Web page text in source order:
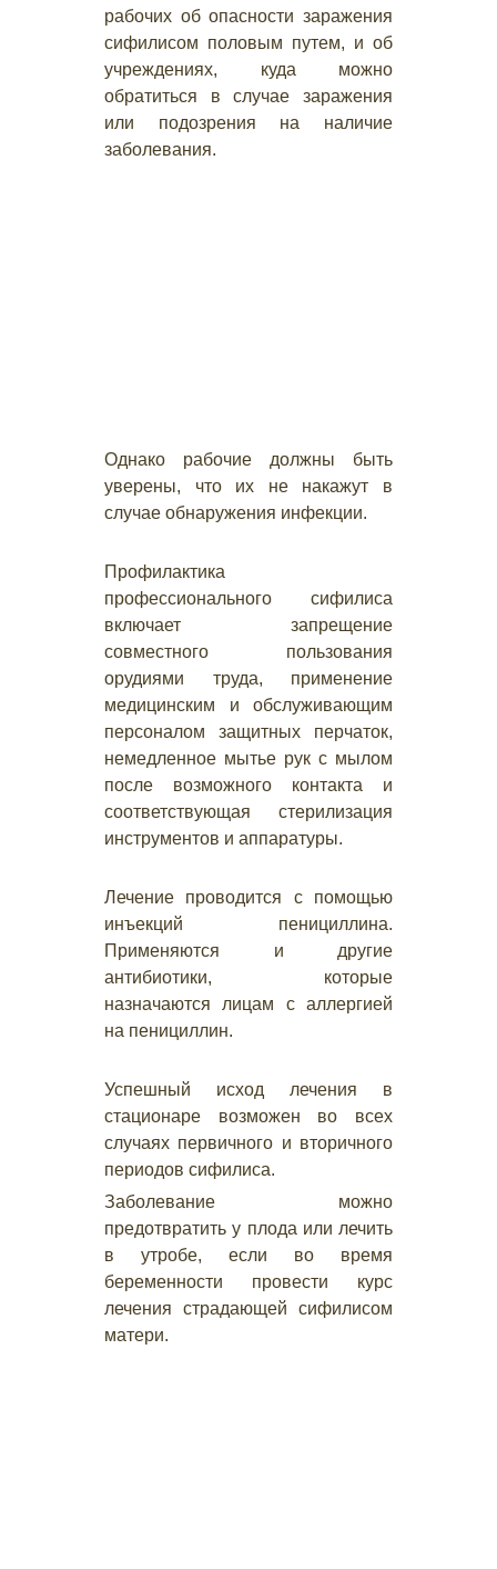
рабочих об опасности заражения
сифилисом половым путем, и об
учреждениях, куда можно
обратиться в случае заражения
или подозрения на наличие
заболевания.
Однако рабочие должны быть
уверены, что их не накажут в
случае обнаружения инфекции.
Профилактика
профессионального сифилиса
включает запрещение
совместного пользования
орудиями труда, применение
медицинским и обслуживающим
персоналом защитных перчаток,
немедленное мытье рук с мылом
после возможного контакта и
соответствующая стерилизация
инструментов и аппаратуры.
Лечение проводится с помощью
инъекций пенициллина.
Применяются и другие
антибиотики, которые
назначаются лицам с аллергией
на пенициллин.
Успешный исход лечения в
стационаре возможен во всех
случаях первичного и вторичного
периодов сифилиса.
Заболевание можно
предотвратить у плода или лечить
в утробе, если во время
беременности провести курс
лечения страдающей сифилисом
матери.